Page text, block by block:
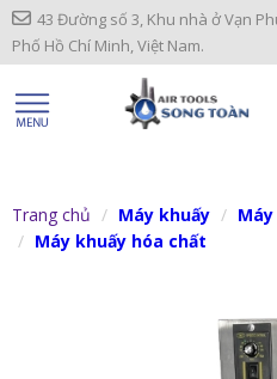
43 Đường số 3, Khu nhà ở Vạn
Phố Hồ Chí Minh, Việt Nam.
Trang chủ Máy khuấy
Máy khuấy hóa chất